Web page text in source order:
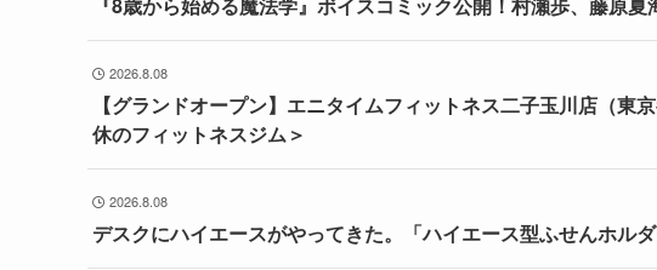
『8歳から始める魔法学』ボイスコミック公開！村瀬歩、藤原夏
2026.8.08
【グランドオープン】エニタイムフィットネス二子玉川店（
休のフィットネスジム＞
2026.8.08
デスクにハイエースがやってきた。「ハイエース型ふせんホル